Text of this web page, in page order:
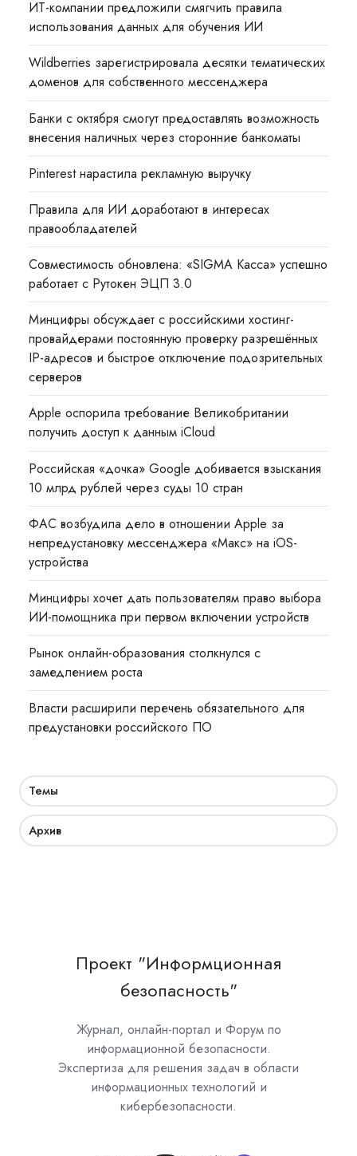
ИТ-компании предложили смягчить правила
использования данных для обучения ИИ
Wildberries зарегистрировала десятки тематических
доменов для собственного мессенджера
Банки с октября смогут предоставлять возможность
внесения наличных через сторонние банкоматы
Pinterest нарастила рекламную выручку
Правила для ИИ доработают в интересах
правообладателей
Совместимость обновлена: «SIGMA Касса» успешно
работает с Рутокен ЭЦП 3.0
Минцифры обсуждает с российскими хостинг-
провайдерами постоянную проверку разрешённых
IP-адресов и быстрое отключение подозрительных
серверов
Apple оспорила требование Великобритании
получить доступ к данным iCloud
Российская «дочка» Google добивается взыскания
10 млрд рублей через суды 10 стран
ФАС возбудила дело в отношении Apple за
непредустановку мессенджера «Макс» на iOS-
устройства
Минцифры хочет дать пользователям право выбора
ИИ-помощника при первом включении устройств
Рынок онлайн-образования столкнулся с
замедлением роста
Власти расширили перечень обязательного для
предустановки российского ПО
Темы
Архив
Проект "Информционная
безопасность"
Журнал, онлайн-портал и Форум по
информационной безопасности.
Экспертиза для решения задач в области
информационных технологий и
кибербезопасности.